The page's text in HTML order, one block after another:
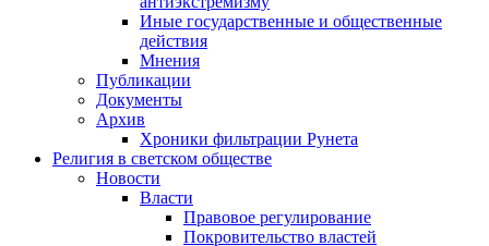
Иные государственные и общественные
действия
Мнения
Публикации
Документы
Архив
Хроники фильтрации Рунета
Религия в светском обществе
Новости
Власти
Правовое регулирование
Покровительство властей